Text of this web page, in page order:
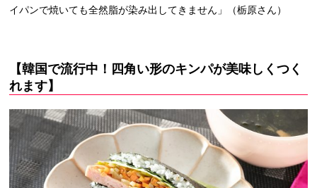
イパンで焼いても全然脂が染み出してきません」（栃原さん）
【韓国で流行中！四角い形のキンパが美味しくつく
れます】